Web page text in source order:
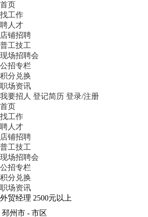
首页
找工作
聘人才
店铺招聘
普工技工
现场招聘会
公招专栏
积分兑换
职场资讯
我要招人 登记简历 登录/注册
首页
找工作
聘人才
店铺招聘
普工技工
现场招聘会
公招专栏
积分兑换
职场资讯
外贸经理 2500元以上
邳州市 - 市区